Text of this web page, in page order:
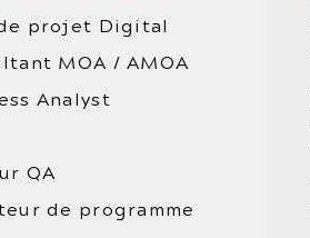
projet Digital
MOA / AMOA
Analyst
QA
de programme